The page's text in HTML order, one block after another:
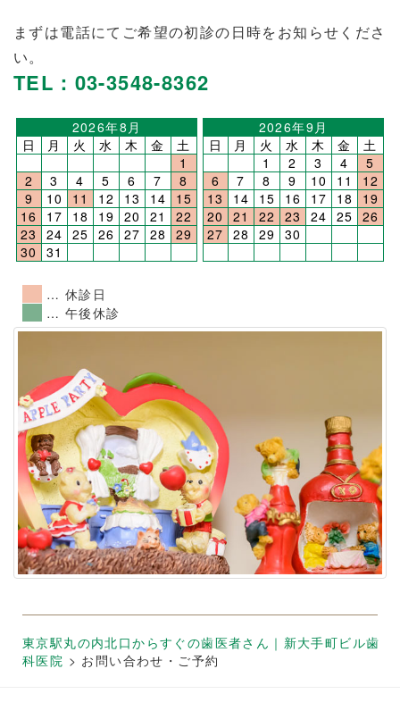
まずは電話にてご希望の初診の日時をお知らせくださ
い。
TEL：03-3548-8362
2026年8月
日
月 火 水 木 金
土
1
2
3 4 5 6 7
8
9
10 11 12 13 14
15
16
17 18 19 20 21
22
23
24 25 26 27 28
29
30
31
2026年9月
日
月 火 水 木 金
土
1
2 3 4
5
6
7 8 9 10 11
12
13
14 15 16 17 18
19
20
21 22 23 24 25 26
27 28 29 30
… 休診日
… 午後休診
東京駅丸の内北口からすぐの歯医者さん｜新大手町ビル歯
科医院 > お問い合わせ・ご予約